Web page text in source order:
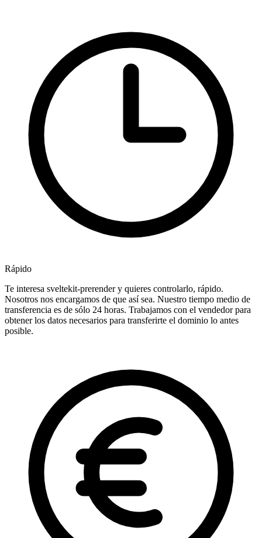
Rápido
Te interesa sveltekit-prerender y quieres controlarlo, rápido.
Nosotros nos encargamos de que así sea. Nuestro tiempo medio de
transferencia es de sólo 24 horas. Trabajamos con el vendedor para
obtener los datos necesarios para transferirte el dominio lo antes
posible.